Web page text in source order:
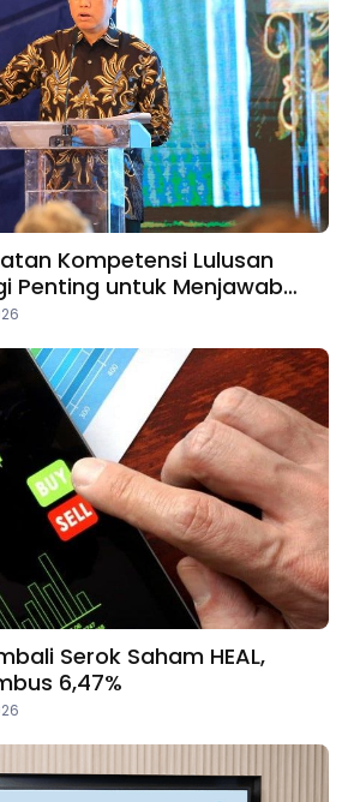
Kompetensi Lulusan
Penting untuk Menjawab
Kerja
Serok Saham HEAL,
6,47%